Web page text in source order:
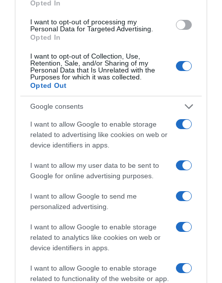
Opted In
I want to opt-out of processing my
Personal Data for Targeted Advertising.
Opted In
I want to opt-out of Collection, Use,
Retention, Sale, and/or Sharing of my
Personal Data that Is Unrelated with the
Purposes for which it was collected.
Opted Out
Google consents
I want to allow Google to enable storage
related to advertising like cookies on web or
device identifiers in apps.
I want to allow my user data to be sent to
Google for online advertising purposes.
I want to allow Google to send me
personalized advertising.
I want to allow Google to enable storage
related to analytics like cookies on web or
device identifiers in apps.
I want to allow Google to enable storage
related to functionality of the website or app.
FÉNYLŐ AJAK
Végre ismét eljött a csillogás ideje a matt korszak után,
ami semmi esetre sem ért még véget. Az ajkak csillogó
pompájukban ragyognak a legkülönbözőbb
árnyalatokban. A színtelentől a világos, gyümölcsös
színeken át, mint a pink, narancs vagy világos vörös,
egészen a sötétekig, mint a bogyós gyümölcsök
árnyalatai a vöröses barnától a burgundiig. A szájfényt
ugyanis megszabadították minden rossz
tulajdonságától, úgyszólván új testbe költözött. Ezért is
jöhetett ismét divatba. A modern, pehelykönnyű textúra
gyengéden kenődik az ajakra anélkül, hogy
összeragasztaná azt. Használójuk egyidejűleg képes
ápolni ajkát, hidratálni azt és némi volument is csalni rá.